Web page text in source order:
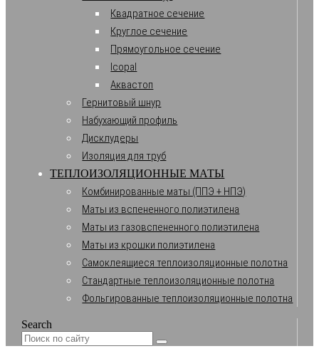
Квадратное сечение
Круглое сечение
Прямоугольное сечение
Icopal
Аквастоп
Гернитовый шнур
Набухающий профиль
Дисклудеры
Изоляция для труб
ТЕПЛОИЗОЛЯЦИОННЫЕ МАТЫ
Комбинированные маты (ППЭ + НПЭ)
Маты из вспененного полиэтилена
Маты из газовспененного полиэтилена
Маты из крошки полиэтилена
Самоклеящиеся теплоизоляционные полотна
Стандартные теплоизоляционные полотна
Фольгированные теплоизоляционные полотна
Search